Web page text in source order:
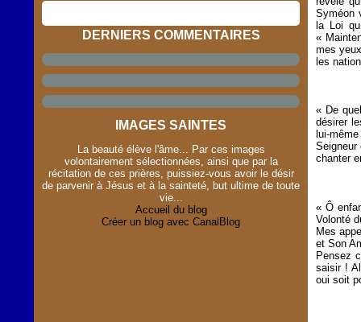
DERNIERS COMMENTAIRES
IMAGES SAINTES
La beauté élève l'âme... Par ces images
volontairement sélectionnées, ainsi que par la
récitation de ces prières, puissiez-vous avoir le désir
de parvenir à Jésus et à la sainteté, but ultime de toute
vie...
Accueil du blog
Créer un blog avec CanalBlog
Syméon
la Loi
«
mes
les
« De
désirer
lui-
Seigneur
chanter
« Ô
Volonté
Mes
et Son
Pensez
saisir !
oui soit